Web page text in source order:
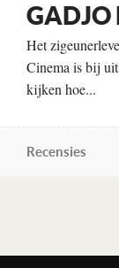
GADJO
Het
Cinema is bij
kijken hoe...
Recensies